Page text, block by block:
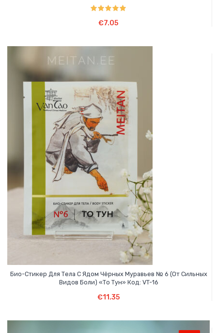
из 5
€7.05
Био-Стикер Для Тела С Ядом Чёрных Муравьев № 6 (от Сильных
Видов Боли) «То Тун» Код: VT-16
€11.35